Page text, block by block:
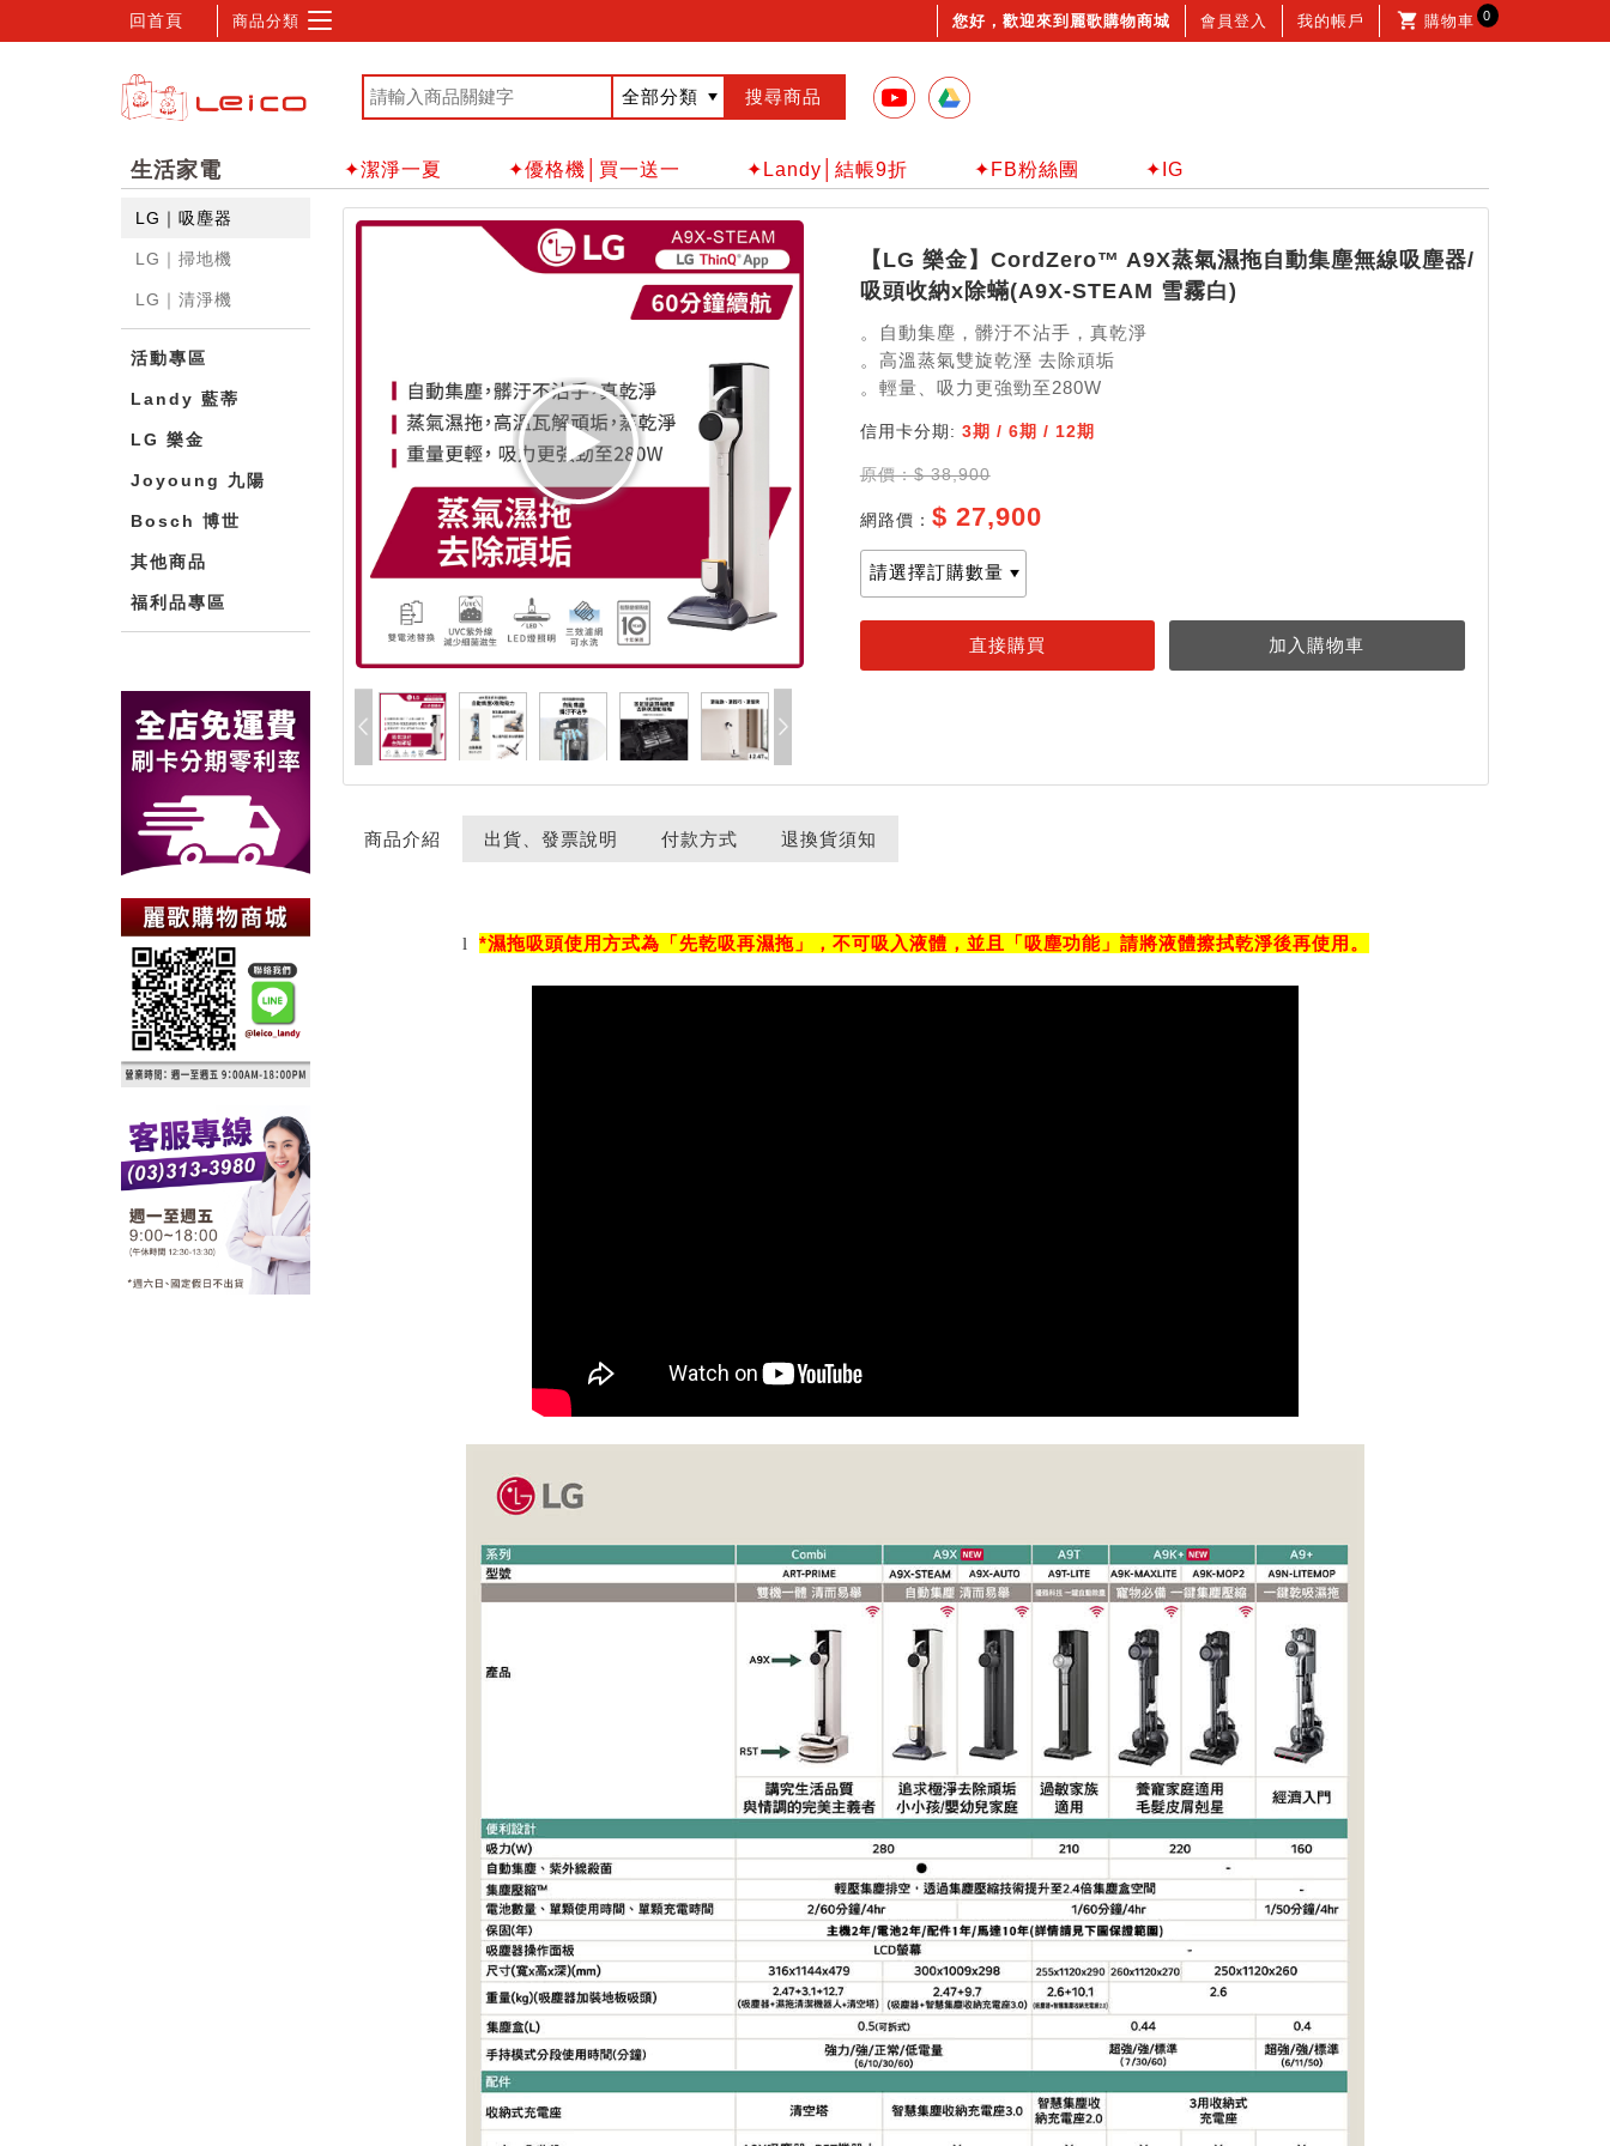
回首頁 商品分類 您好，歡迎來到麗歌購物商城 會員登入 我的帳戶 購物車 0
生活家電 ✦潔淨一夏 ✦優格機│買一送一 ✦Landy│結帳9折 ✦FB粉絲團 ✦IG
LG｜吸塵器
LG｜掃地機
LG｜清淨機
活動專區
Landy 藍蒂
LG 樂金
Joyoung 九陽
Bosch 博世
其他商品
福利品專區
【LG 樂金】CordZero™ A9X蒸氣濕拖自動集塵無線吸塵器/
吸頭收納x除蟎(A9X-STEAM 雪霧白)
。自動集塵，髒汙不沾手，真乾淨
。高溫蒸氣雙旋乾溼 去除頑垢
。輕量、吸力更強勁至280W
信用卡分期: 3期 / 6期 / 12期
原價：$ 38,900
網路價： $ 27,900
商品介紹 出貨、發票說明 付款方式 退換貨須知
l *濕拖吸頭使用方式為「先乾吸再濕拖」，不可吸入液體，並且「吸塵功能」請將液體擦拭乾淨後再使用。